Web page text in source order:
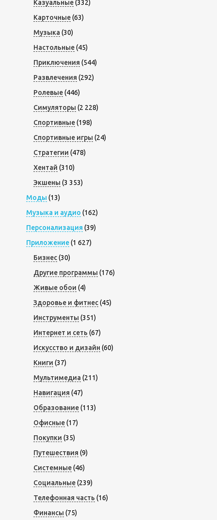
Казуальные(332)
Карточные(63)
Музыка (30)
Настольные(45)
Приключения (544)
Развлечения (292)
Ролевые(446)
Симуляторы (2 228)
Спортивные(198)
Спортивные игры (24)
Стратегии (478)
Хентай (310)
Экшены (3 353)
Моды (13)
Музыка и аудио (162)
Персонализация (39)
Приложение(1 627)
Бизнес(30)
Другие программы (176)
Живые обои (4)
Здоровье и фитнес(45)
Инструменты (351)
Интернет и сеть (67)
Искусство и дизайн (60)
Книги (37)
Мультимедиа (211)
Навигация (47)
Образование(113)
Офисные(17)
Покупки (35)
Путешествия (9)
Системные(46)
Социальные(239)
Телефонная часть (16)
Финансы (75)